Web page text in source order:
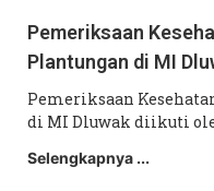
Pemeriksaan
Plantungan di MI
Pemeriksaan
di MI Dluwak diikuti
Selengkapnya ...